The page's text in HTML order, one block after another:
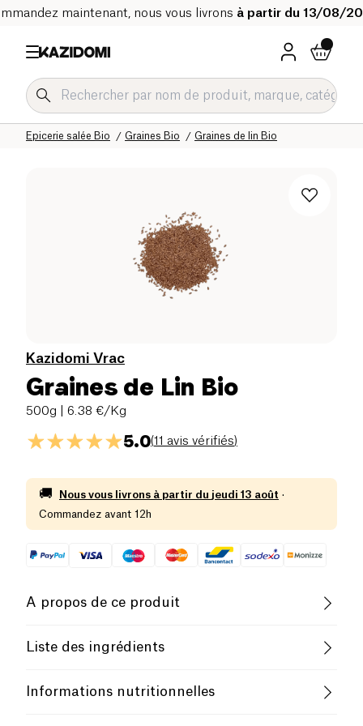
maintenant, nous vous livrons à partir du 13/08/
Graines de lin Bio
Graines Bio
Epicerie salée Bio
Notre catalogue bio
Accueil
Kazidomi Vrac
Graines de Lin Bio
500g | 6.38 €/Kg
5.0(11 avis vérifiés)
🚚 Nous vous livrons à partir du jeudi 13 août ·
Commandez avant 12h
A propos de ce produit
Vegan Biologique
Liste des ingrédients
biologique).
Informations nutritionnelles